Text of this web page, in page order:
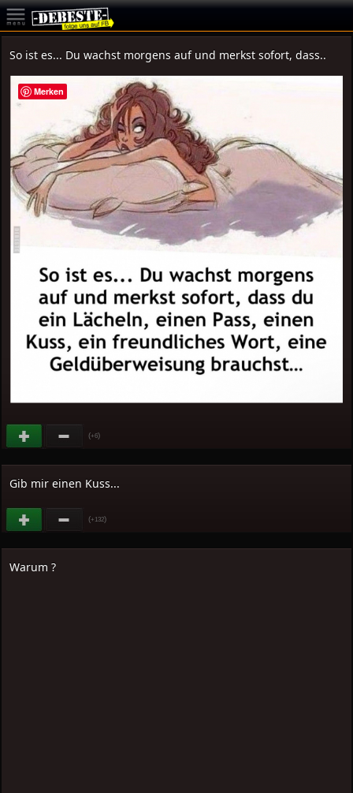
So ist es... Du wachst morgens auf und merkst sofort, dass..
(+6)
Gib mir einen Kuss...
(+132)
Warum ?
Merken